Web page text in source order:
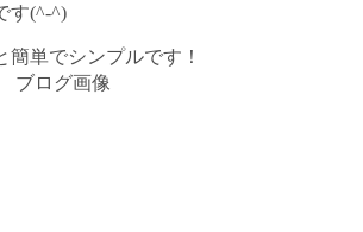
す(^-^)
単でシンプルです！